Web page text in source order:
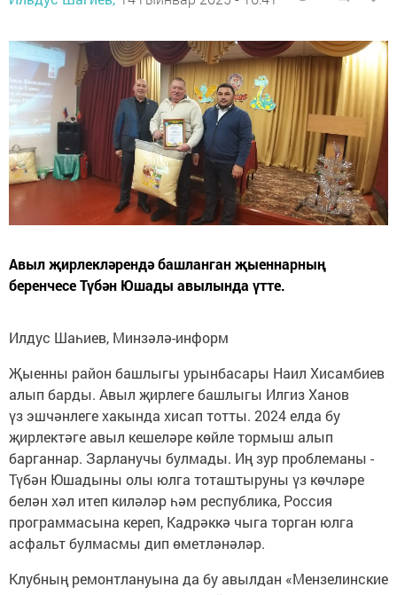
Авыл җирлекләрендә башланган җыеннарның
беренчесе Түбән Юшады авылында үтте.
Илдус Шаһиев, Минзәлә-информ
Җыенны район башлыгы урынбасары Наил Хисамбиев
алып барды. Авыл җирлеге башлыгы Илгиз Ханов
үз эшчәнлеге хакында хисап тотты. 2024 елда бу
җирлектәге авыл кешеләре көйле тормыш алып
барганнар. Зарланучы булмады. Иң зур проблеманы -
Түбән Юшадыны олы юлга тоташтыруны үз көчләре
белән хәл итеп киләләр һәм республика, Россия
программасына кереп, Кадрәккә чыга торган юлга
асфальт булмасмы дип өметләнәләр.
Клубның ремонтлануына да бу авылдан «Мензелинские